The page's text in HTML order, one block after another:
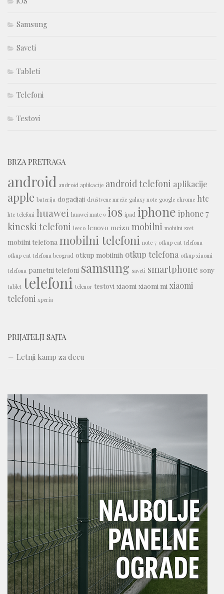
Samsung
Saveti
Tableti
Telefoni
Testovi
BRZA PRETRAGA
android android aplikacije android telefoni aplikacije
apple baterija dogadjaji društvene mreže galaxy note google chrome htc
htc telefoni huawei huawei mate 9 ios ipad iphone iphone 7
kineski telefoni leeco lenovo meizu mobilni mobilni svet
mobilni telefona mobilni telefoni note 7 otkup cat telefona
otkup cat telefona beograd otkup mobilnih otkup telefona otkup xiaomi
telefona pametni telefoni samsung saveti smartphone sony
tablet telefoni telenor testovi xiaomi xiaomi mi xiaomi
telefoni xperia
PRIJATELJI SAJTA
Letnji kamp za decu